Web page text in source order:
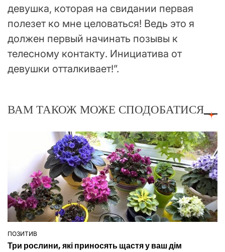
девушка, которая на свидании первая
полезет ко мне целоваться! Ведь это я
должен первый начинать позывы к
телесному контакту. Инициатива от
девушки отталкивает!”.
ВАМ ТАКОЖ МОЖЕ СПОДОБАТИСЯ
ОПУБЛІКУВАТИ
ПОЗИТИВ
Три рослини, які приносять щастя у ваш дім